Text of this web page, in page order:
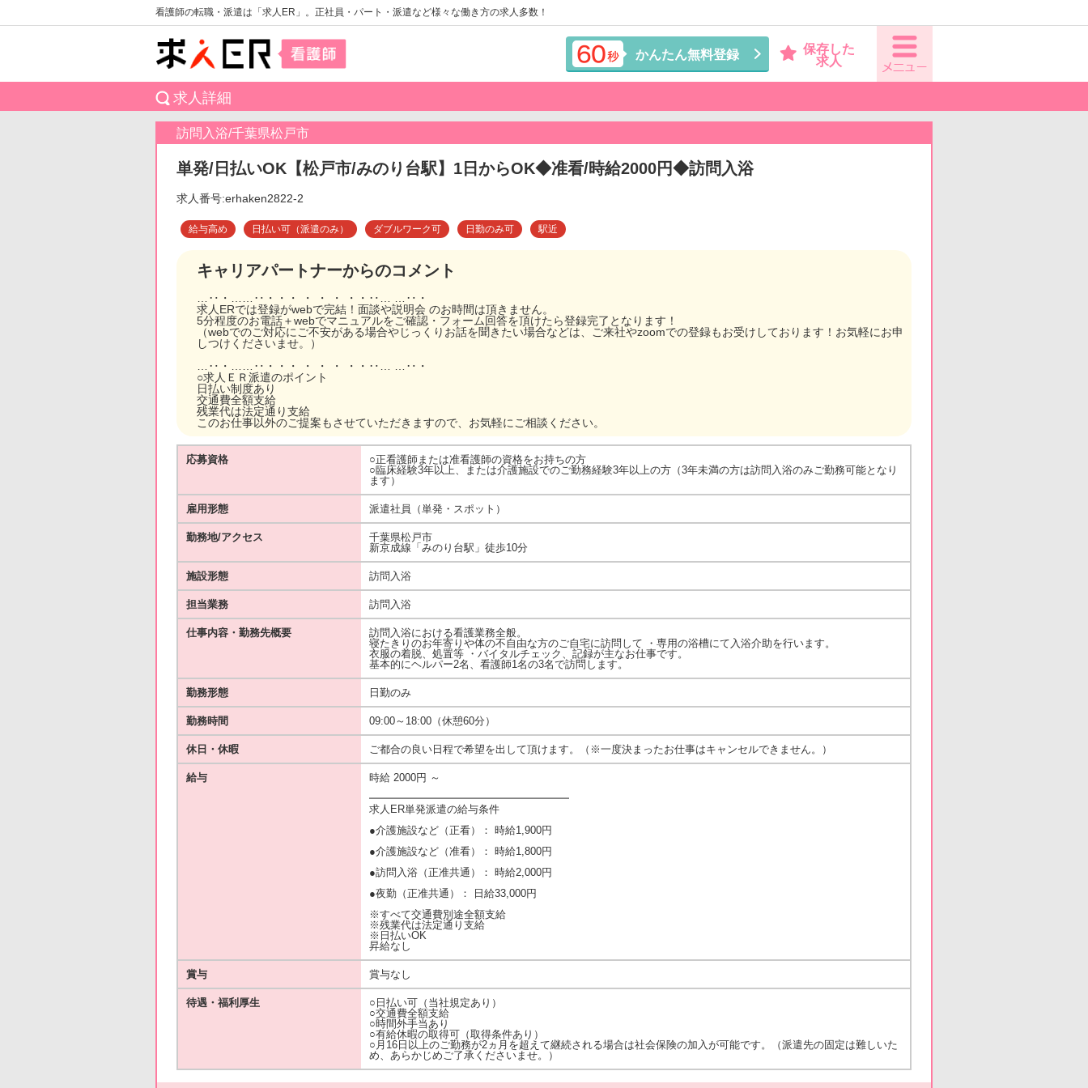
看護師の転職・派遣は「求人ER」。正社員・パート・派遣など様々な働き方の求人多数！
かんたん無料登録
保存した
求人
求人詳細
訪問入浴/千葉県松戸市
単発/日払いOK【松戸市/みのり台駅】1日からOK◆准看/時給2000円◆訪問入浴
求人番号:erhaken2822-2
給与高め 日払い可（派遣のみ） ダブルワーク可 日勤のみ可 駅近
キャリアパートナーからのコメント
…‥・……‥・・・ ・ ・ ・ ・・‥… …‥・
求人ERでは登録がwebで完結！面談や説明会 のお時間は頂きません。
5分程度のお電話＋webでマニュアルをご確認・フォーム回答を頂けたら登録完了となります！
（webでのご対応にご不安がある場合やじっくりお話を聞きたい場合などは、ご来社やzoomでの登録もお受けしております！お気軽にお申
しつけくださいませ。）
…‥・……‥・・・ ・ ・ ・ ・・‥… …‥・
○求人ＥＲ派遣のポイント
日払い制度あり
交通費全額支給
残業代は法定通り支給
このお仕事以外のご提案もさせていただきますので、お気軽にご相談ください。
応募資格
○正看護師または准看護師の資格をお持ちの方
○臨床経験3年以上、または介護施設でのご勤務経験3年以上の方（3年未満の方は訪問入浴のみご勤務可能となり
ます）
雇用形態 派遣社員（単発・スポット）
勤務地/アクセス
千葉県松戸市
新京成線「みのり台駅」徒歩10分
施設形態 訪問入浴
担当業務 訪問入浴
仕事内容・勤務先概要
訪問入浴における看護業務全般。
寝たきりのお年寄りや体の不自由な方のご自宅に訪問して ・専用の浴槽にて入浴介助を行います。
衣服の着脱、処置等 ・バイタルチェック、記録が主なお仕事です。
基本的にヘルパー2名、看護師1名の3名で訪問します。
勤務形態 日勤のみ
勤務時間 09:00～18:00（休憩60分）
休日・休暇 ご都合の良い日程で希望を出して頂けます。（※一度決まったお仕事はキャンセルできません。）
給与
時給 2000円 ～
━━━━━━━━━━━━━━━━━━━
求人ER単発派遣の給与条件
●介護施設など（正看）： 時給1,900円
●介護施設など（准看）： 時給1,800円
●訪問入浴（正准共通）： 時給2,000円
●夜勤（正准共通）： 日給33,000円
※すべて交通費別途全額支給
※残業代は法定通り支給
※日払いOK
昇給なし
賞与 賞与なし
待遇・福利厚生
○日払い可（当社規定あり）
○交通費全額支給
○時間外手当あり
○有給休暇の取得可（取得条件あり）
○月16日以上のご勤務が2ヵ月を超えて継続される場合は社会保険の加入が可能です。（派遣先の固定は難しいた
め、あらかじめご了承くださいませ。）